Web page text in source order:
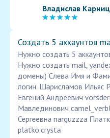
Владислав
Создать 5 аккаунтов
Нужно создать 5
Нужно создать mail,
домены) Слева Имя и
логин. Шарисламов Ильяс
Евгений Андреевич
Мавлединович
Сергеевна narguzzza
platko.crysta